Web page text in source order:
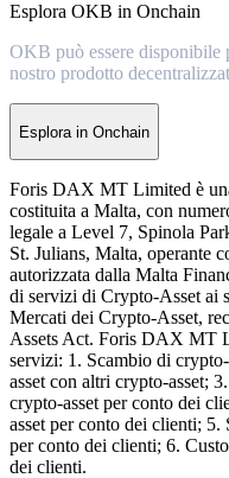
Esplora OKB in Onchain
OKB può essere disponibile
nostro prodotto
Esplora in Onchain
Foris DAX MT Limited è
costituita a Malta, con
legale a Level 7, Spinola
St. Julians, Malta, operante
autorizzata dalla Malta
di servizi di Crypto-Asset ai
Mercati dei Crypto-Asset,
Assets Act. Foris DAX MT
servizi: 1. Scambio di
asset con altri crypto-asset;
crypto-asset per conto dei
asset per conto dei clienti;
per conto dei clienti; 6.
dei clienti.